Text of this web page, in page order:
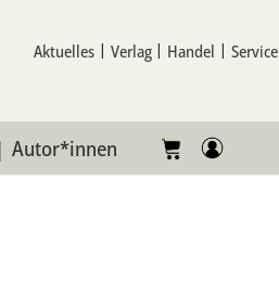
Aktuelles Verlag Handel Service
Autor*innen